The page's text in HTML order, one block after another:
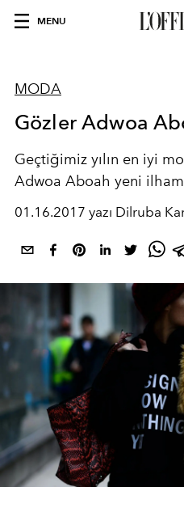
MENU
MODA
Gözler Adwoa
Geçtiğimiz yılın en iyi
Adwoa Aboah yeni ilham
01.16.2017 yazı Dilruba